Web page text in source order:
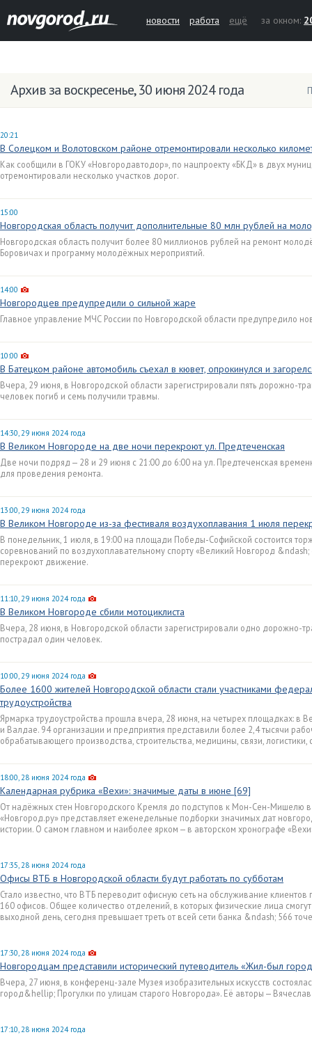
новости работа ещё за окном:
Архив за воскресенье, 30 июня 2024 года
20:21
В Солецком и Волотовском районе отремонтировали несколько
Как сообщили в ГОКУ «Новгородавтодор», по нацпроекту «БКД» в двух
отремонтировали несколько участков дорог.
15:00
Новгородская область получит дополнительные 80 млн рублей на
Новгородская область получит более 80 миллионов рублей на ремонт
Боровичах и программу молодёжных мероприятий.
14:00
Новгородцев предупредили о сильной жаре
Главное управление МЧС России по Новгородской области предупредило
10:00
В Батецком районе автомобиль съехал в кювет, опрокинулся и
Вчера, 29 июня, в Новгородской области зарегистрировали пять дорожно-
человек погиб и семь получили травмы.
14:30, 29 июня 2024 года
В Великом Новгороде на две ночи перекроют ул. Предтеченская
Две ночи подряд — 28 и 29 июня с 21:00 до 6:00 на ул. Предтеченская
для проведения ремонта.
13:00, 29 июня 2024 года
В Великом Новгороде из-за фестиваля воздухоплавания 1 июля
В понедельник, 1 июля, в 19:00 на площади Победы-Софийской состоится
соревнований по воздухоплавательному спорту «Великий Новгород &ndash;
перекроют движение.
11:10, 29 июня 2024 года
В Великом Новгороде сбили мотоциклиста
Вчера, 28 июня, в Новгородской области зарегистрировали одно дорожно-
пострадал один человек.
10:00, 29 июня 2024 года
Более 1600 жителей Новгородской области стали участниками
трудоустройства
Ярмарка трудоустройства прошла вчера, 28 июня, на четырех площадках: в
и Валдае. 94 организации и предприятия представили более 2,4 тысячи
обрабатывающего производства, строительства, медицины, связи, логистики,
18:00, 28 июня 2024 года
Календарная рубрика «Вехи»: значимые даты в июне [69]
От надёжных стен Новгородского Кремля до подступов к Мон-Сен-Мишелю
«Новгород.ру» представляет еженедельные подборки значимых дат
истории. О самом главном и наиболее ярком — в авторском хронографе
17:35, 28 июня 2024 года
Офисы ВТБ в Новгородской области будут работать по субботам
Стало известно, что ВТБ переводит офисную сеть на обслуживание
160 офисов. Общее количество отделений, в которых физические лица
выходной день, сегодня превышает треть от всей сети банка &ndash; 566
17:30, 28 июня 2024 года
Новгородцам представили исторический путеводитель «Жил-был
Вчера, 27 июня, в конференц-зале Музея изобразительных искусств
город&hellip; Прогулки по улицам старого Новгорода». Её авторы —
17:10, 28 июня 2024 года